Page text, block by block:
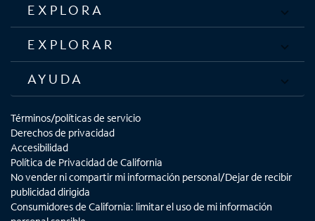
EXPLORA
EXPLORAR
AYUDA
Términos/políticas de servicio
Derechos de privacidad
Accesibilidad
Política de Privacidad de California
No vender ni compartir mi información personal/Dejar de recibir
publicidad dirigida
Consumidores de California: limitar el uso de mi información